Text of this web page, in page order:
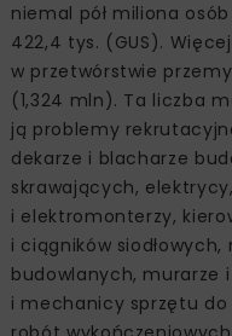
niemal pół miliona
422,4 tys. (GUS).
w przetwórstwie
(1,324 mln). Ta liczba
ją problemy
dekarze i blacharze
skrawających,
i elektromonterzy,
i ciągników
budowlanych, murarze
i mechanicy sprzętu